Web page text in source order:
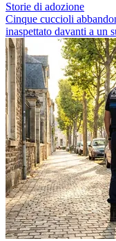
Storie di adozione
Cinque cuccioli
inaspettato davanti a un